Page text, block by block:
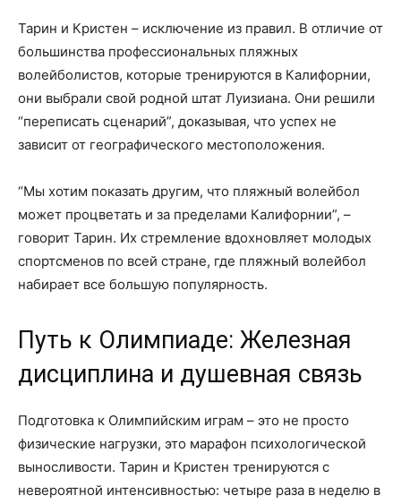
Тарин и Кристен – исключение из правил. В отличие от
большинства профессиональных пляжных
волейболистов, которые тренируются в Калифорнии,
они выбрали свой родной штат Луизиана. Они решили
“переписать сценарий”, доказывая, что успех не
зависит от географического местоположения.
“Мы хотим показать другим, что пляжный волейбол
может процветать и за пределами Калифорнии”, –
говорит Тарин. Их стремление вдохновляет молодых
спортсменов по всей стране, где пляжный волейбол
набирает все большую популярность.
Путь к Олимпиаде: Железная
дисциплина и душевная связь
Подготовка к Олимпийским играм – это не просто
физические нагрузки, это марафон психологической
выносливости. Тарин и Кристен тренируются с
невероятной интенсивностью: четыре раза в неделю в